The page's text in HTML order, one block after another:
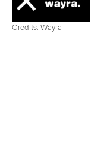
Credits: Wayra